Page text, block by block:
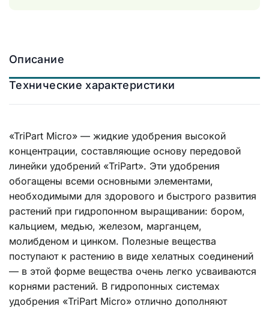
Описание
Технические характеристики
«TriPart Micro» — жидкие удобрения высокой
концентрации, составляющие основу передовой
линейки удобрений «TriPart». Эти удобрения
обогащены всеми основными элементами,
необходимыми для здорового и быстрого развития
растений при гидропонном выращивании: бором,
кальцием, медью, железом, марганцем,
молибденом и цинком. Полезные вещества
поступают к растению в виде хелатных соединений
— в этой форме вещества очень легко усваиваются
корнями растений. В гидропонных системах
удобрения «TriPart Micro» отлично дополняют